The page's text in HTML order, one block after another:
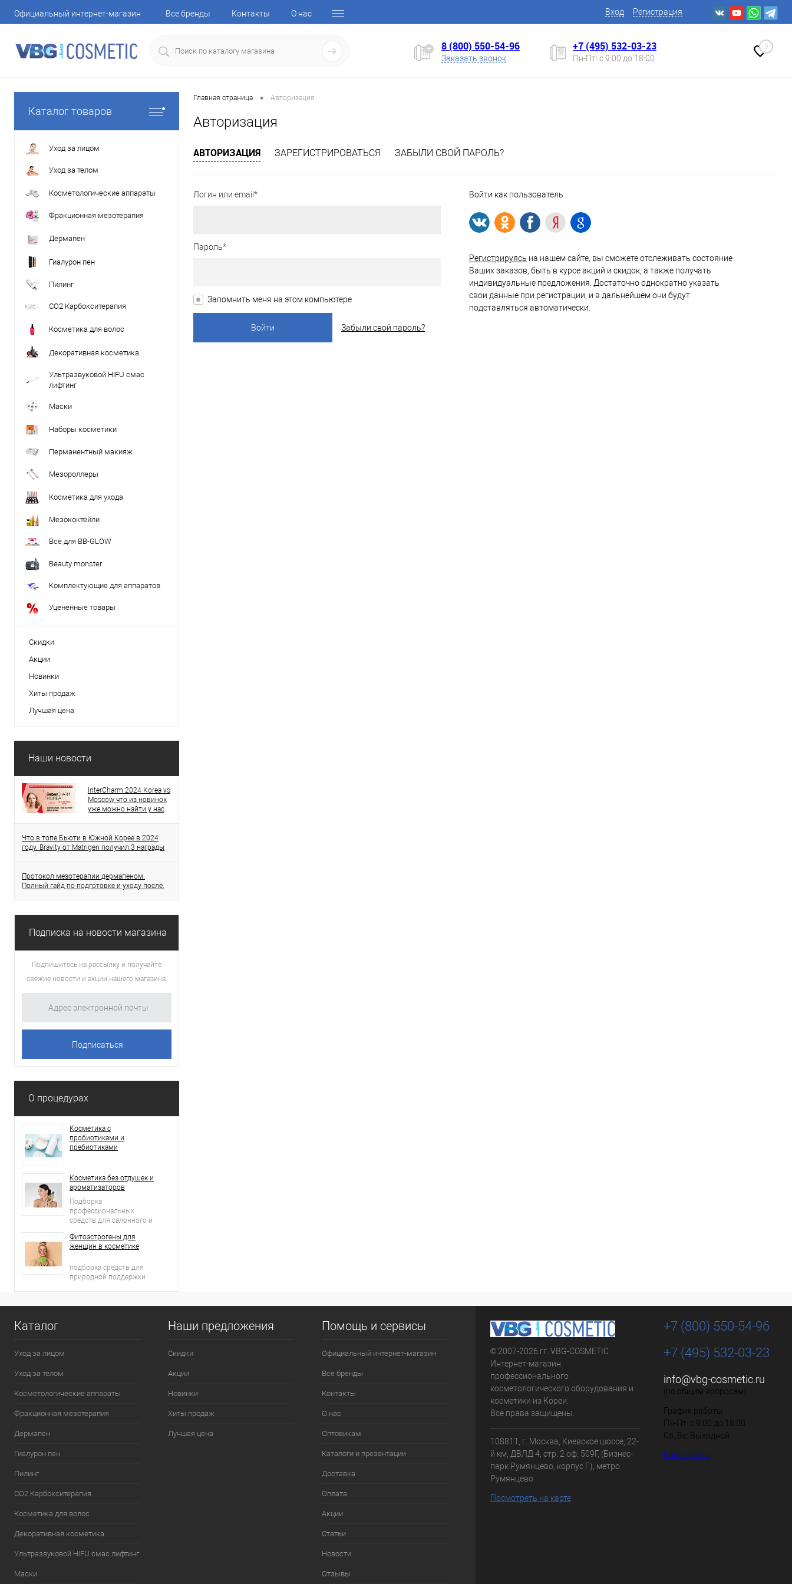
Официальный интернет-магазин Все бренды Контакты О нас Вход Регистрация
8 (800) 550-54-96
Заказать звонок
+7 (495) 532-03-23
Пн-Пт: с 9:00 до 18:00
0
Каталог товаров
Уход за лицом
Уход за телом
Косметологические аппараты
Фракционная мезотерапия
Дермапен
Гиалурон пен
Пилинг
CO2 Карбокситерапия
Косметика для волос
Декоративная косметика
Ультразвуковой HIFU смас
лифтинг
Маски
Наборы косметики
Перманентный макияж
Мезороллеры
Косметика для ухода
Мезококтейли
Всё для BB-GLOW
Beauty monster
Комплектующие для аппаратов
Уцененные товары
Скидки
Акции
Новинки
Хиты продаж
Лучшая цена
Наши новости
InterCharm 2024 Korea vs
Moscow что из новинок
уже можно найти у нас
Что в топе Бьюти в Южной Корее в 2024
году. Bravity от Matrigen получил 3 награды
Протокол мезотерапии дермапеном.
Полный гайд по подготовке и уходу после.
Подписка на новости магазина
Подпишитесь на рассылку и получайте
свежие новости и акции нашего магазина.
О процедурах
Косметика с
пробиотиками и
пребиотиками
Косметика без отдушек и
ароматизаторов
Подборка
профессиональных
средств для салонного и
Фитоэстрогены для
женщин в косметике
подборка средств для
природной поддержки
Главная страница • Авторизация
Авторизация
АВТОРИЗАЦИЯ ЗАРЕГИСТРИРОВАТЬСЯ ЗАБЫЛИ СВОЙ ПАРОЛЬ?
Логин или email*
Пароль*
Запомнить меня на этом компьютере
Забыли свой пароль?
Войти как пользователь
Регистрируясь на нашем сайте, вы сможете отслеживать состояние
Ваших заказов, быть в курсе акций и скидок, а также получать
индивидуальные предложения. Достаточно однократно указать
свои данные при регистрации, и в дальнейшем они будут
подставляться автоматически.
Каталог
Уход за лицом
Уход за телом
Косметологические аппараты
Фракционная мезотерапия
Дермапен
Гиалурон пен
Пилинг
CO2 Карбокситерапия
Косметика для волос
Декоративная косметика
Ультразвуковой HIFU смас лифтинг
Маски
Наши предложения
Скидки
Акции
Новинки
Хиты продаж
Лучшая цена
Помощь и сервисы
Официальный интернет-магазин
Все бренды
Контакты
О нас
Оптовикам
Каталоги и презентации
Доставка
Оплата
Акции
Статьи
Новости
Отзывы
© 2007-2026 гг. VBG-COSMETIC
Интернет-магазин
профессионального
косметологического оборудования и
косметики из Кореи.
Все права защищены.
108811, г. Москва, Киевское шоссе, 22-
й км, ДВЛД 4, стр. 2 оф: 509Г, (Бизнес-
парк Румянцево, корпус Г), метро
Румянцево
Посмотреть на карте
+7 (800) 550-54-96
+7 (495) 532-03-23
info@vbg-cosmetic.ru
(по общим вопросам)
График работы
Пн-Пт: с 9:00 до 18:00
Сб, Вс: Выходной
Карта сайта